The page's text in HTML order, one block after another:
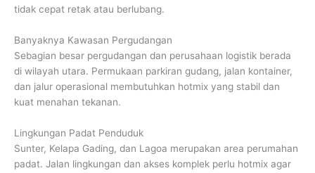
tidak cepat retak atau berlubang.
Banyaknya Kawasan Pergudangan
Sebagian besar pergudangan dan perusahaan logistik berada
di wilayah utara. Permukaan parkiran gudang, jalan kontainer,
dan jalur operasional membutuhkan hotmix yang stabil dan
kuat menahan tekanan.
Lingkungan Padat Penduduk
Sunter, Kelapa Gading, dan Lagoa merupakan area perumahan
padat. Jalan lingkungan dan akses komplek perlu hotmix agar